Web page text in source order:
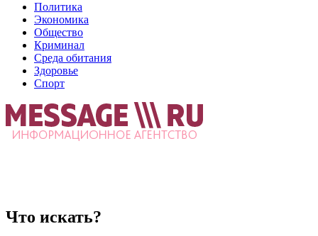
Политика
Экономика
Общество
Криминал
Среда обитания
Здоровье
Спорт
Что искать?